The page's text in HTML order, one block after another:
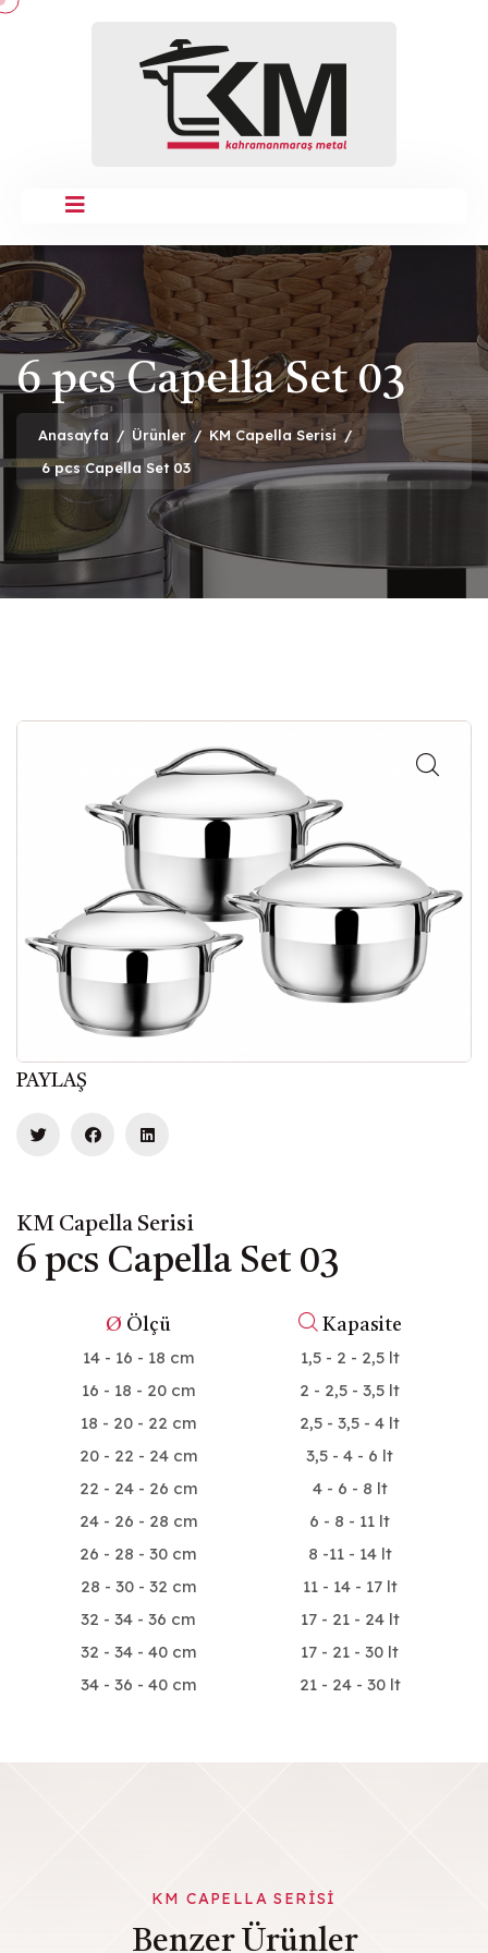
6 pcs Capella Set 03
Anasayfa / Ürünler / KM Capella Serisi /
6 pcs Capella Set 03
PAYLAŞ
KM Capella Serisi
6 pcs Capella Set 03
Ø Ölçü
14 - 16 - 18 cm
16 - 18 - 20 cm
18 - 20 - 22 cm
20 - 22 - 24 cm
22 - 24 - 26 cm
24 - 26 - 28 cm
26 - 28 - 30 cm
28 - 30 - 32 cm
32 - 34 - 36 cm
32 - 34 - 40 cm
34 - 36 - 40 cm
Kapasite
1,5 - 2 - 2,5 lt
2 - 2,5 - 3,5 lt
2,5 - 3,5 - 4 lt
3,5 - 4 - 6 lt
4 - 6 - 8 lt
6 - 8 - 11 lt
8 -11 - 14 lt
11 - 14 - 17 lt
17 - 21 - 24 lt
17 - 21 - 30 lt
21 - 24 - 30 lt
KM CAPELLA SERISI
Benzer Ürünler